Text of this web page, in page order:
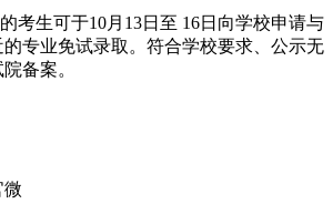
考生可于10月13日至 16日向学校申请与
专业免试录取。符合学校要求、公示无
备案。